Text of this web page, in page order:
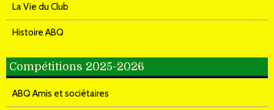
La Vie du Club
Histoire ABQ
Compétitions 2025-2026
ABQ Amis et sociétaires